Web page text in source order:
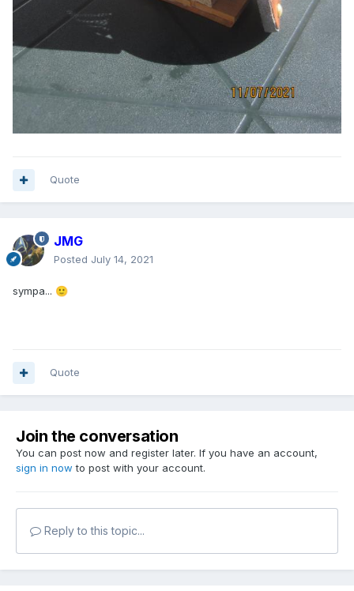
Quote
JMG
Posted July 14, 2021
sympa... 🙂
Quote
Join the conversation
You can post now and register later. If you have an account,
sign in now to post with your account.
Reply to this topic...